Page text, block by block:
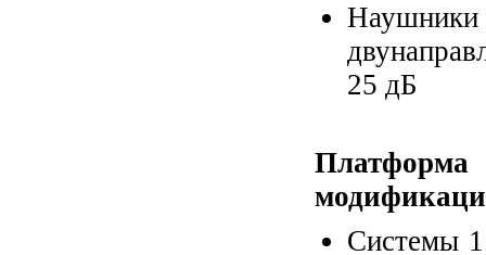
25 дБ
Системы